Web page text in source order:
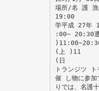
場所/名 護
19:00
学平成 27
:00∼ 20:30
(上 )11
(日
トランジツ
催 し物に参加
りでは、名護